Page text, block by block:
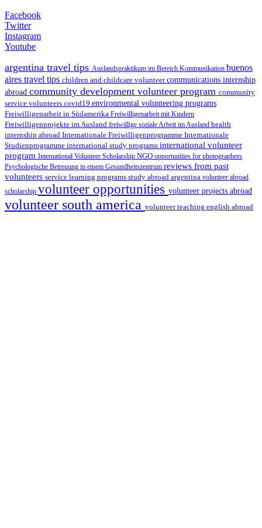
Facebook
Twitter
Instagram
Youtube
argentina travel tips Auslandspraktikum im Bereich Kommunikation buenos
aires travel tips children and childcare volunteercommunications internship
abroad community development volunteer program community
service volunteers covid19 environmental volunteering programs
Freiwilligenarbeit in Südamerika Freiwilligenarbeit mit Kindern
Freiwilligenprojekte im Ausland freiwillige soziale Arbeit im Ausland health
internship abroad Internationale Freiwilligenprogramme Internationale
Studienprogramme international study programs international volunteer
program International Volunteer Scholarship NGO opportunities for photographers
Psychologische Betreuung in einem Gesundheitszentrum reviews from past
volunteers service learning programs study abroad argentina volunteer abroad
scholarship volunteer opportunities volunteer projects abroad
volunteer south america volunteer teaching english abroad